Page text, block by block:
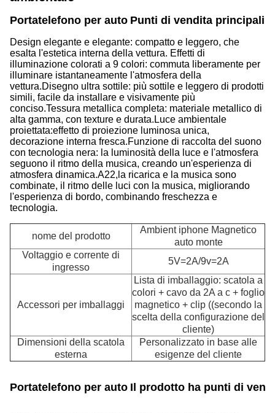
Portatelefono per auto Punti di vendita principali
Design elegante e elegante: compatto e leggero, che
esalta l'estetica interna della vettura. Effetti di
illuminazione colorati a 9 colori: commuta liberamente per
illuminare istantaneamente l'atmosfera della
vettura.Disegno ultra sottile: più sottile e leggero di prodotti
simili, facile da installare e visivamente più
conciso.Tessura metallica completa: materiale metallico di
alta gamma, con texture e durata.Luce ambientale
proiettata:effetto di proiezione luminosa unica,
decorazione interna fresca.Funzione di raccolta del suono
con tecnologia nera: la luminosità della luce e l'atmosfera
seguono il ritmo della musica, creando un'esperienza di
atmosfera dinamica.A22,la ricarica e la musica sono
combinate, il ritmo delle luci con la musica, migliorando
l'esperienza di bordo, combinando freschezza e
tecnologia.
nome del prodotto
Ambient iphone Magnetico
auto monte
Voltaggio e corrente di
ingresso
5V=2A/9v=2A
Accessori per imballaggi
Lista di imballaggio: scatola a
colori + cavo da 2A a c + foglio
magnetico + clip ((secondo la
scelta della configurazione del
cliente)
Dimensioni della scatola
esterna
Personalizzato in base alle
esigenze del cliente
Portatelefono per auto Il prodotto ha punti di